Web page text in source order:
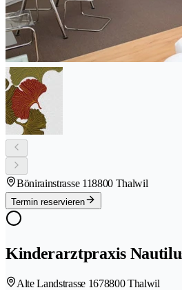
Bönirainstrasse 118800 Thalwil
Termin reservieren
Kinderarztpraxis
Alte Landstrasse 1678800 Thalwil